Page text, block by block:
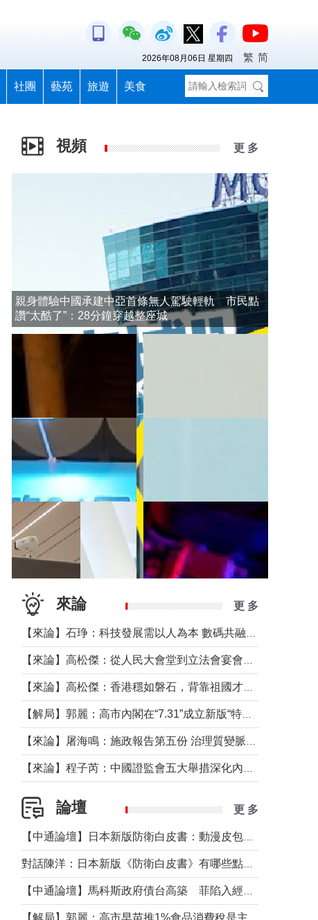
社團 藝苑 旅遊 美食
2026年08月06日 星期四 繁 简
視頻 更 多
親身體驗中國承建中亞首條無人駕駛輕軌 市民點
讚“太酷了”：28分鐘穿越整座城
來論 更 多
論壇 更 多